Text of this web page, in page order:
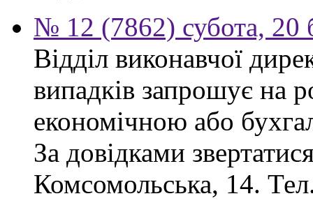
№ 12 (7862) субота, 20
Відділ виконавчої
випадків запрошує на
економічною або
За довідками
Комсомольська, 14.